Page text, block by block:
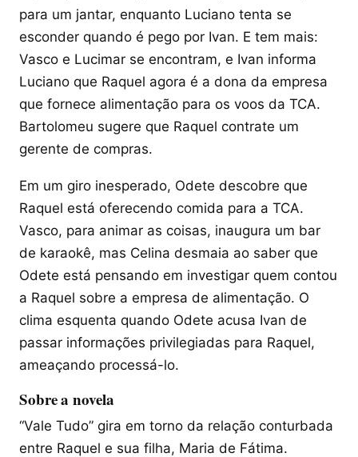
para um jantar, enquanto Luciano tenta se
esconder quando é pego por Ivan. E tem mais:
Vasco e Lucimar se encontram, e Ivan informa
Luciano que Raquel agora é a dona da empresa
que fornece alimentação para os voos da TCA.
Bartolomeu sugere que Raquel contrate um
gerente de compras.
Em um giro inesperado, Odete descobre que
Raquel está oferecendo comida para a TCA.
Vasco, para animar as coisas, inaugura um bar
de karaokê, mas Celina desmaia ao saber que
Odete está pensando em investigar quem contou
a Raquel sobre a empresa de alimentação. O
clima esquenta quando Odete acusa Ivan de
passar informações privilegiadas para Raquel,
ameaçando processá-lo.
Sobre a novela
“Vale Tudo” gira em torno da relação conturbada
entre Raquel e sua filha, Maria de Fátima.